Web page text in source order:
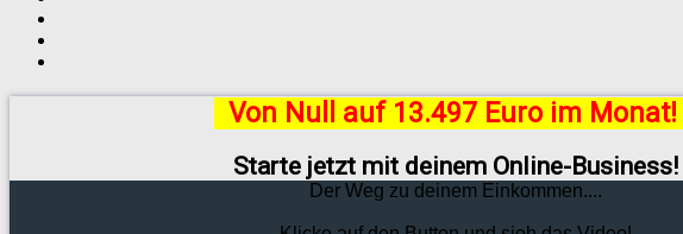
Von Null auf 13.497 Euro im Monat!
Starte jetzt mit deinem Online-Business!
Der Weg zu deinem Einkommen....